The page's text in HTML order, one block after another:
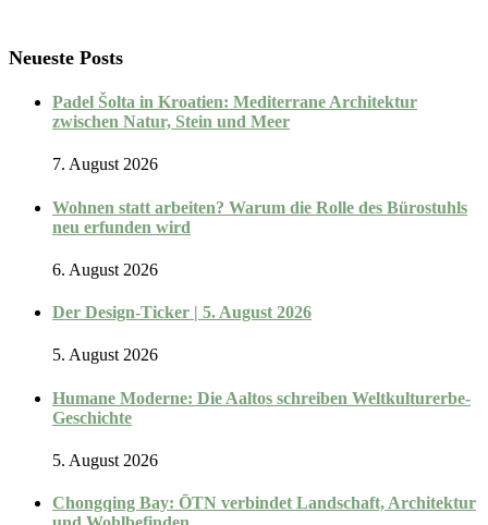
Neueste Posts
Padel Šolta in Kroatien: Mediterrane Architektur
zwischen Natur, Stein und Meer
7. August 2026
Wohnen statt arbeiten? Warum die Rolle des Bürostuhls
neu erfunden wird
6. August 2026
Der Design-Ticker | 5. August 2026
5. August 2026
Humane Moderne: Die Aaltos schreiben Weltkulturerbe-
Geschichte
5. August 2026
Chongqing Bay: ŌTN verbindet Landschaft, Architektur